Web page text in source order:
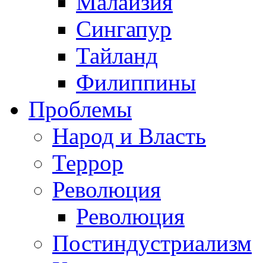
Сингапур
Тайланд
Филиппины
Проблемы
Народ и Власть
Террор
Революция
Революция
Постиндустриализм